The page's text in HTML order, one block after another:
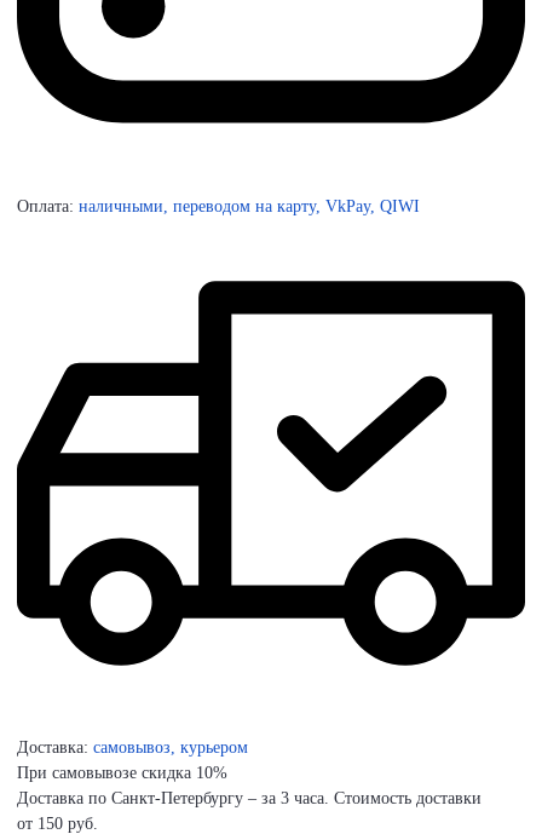
Оплата: наличными, переводом на карту, VkPay, QIWI
Доставка: самовывоз, курьером
При самовывозе скидка 10%
Доставка по Санкт-Петербургу – за 3 часа. Стоимость доставки
от 150 руб.